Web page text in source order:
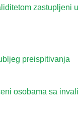
zastupljeni
preispitivanja
osobama sa